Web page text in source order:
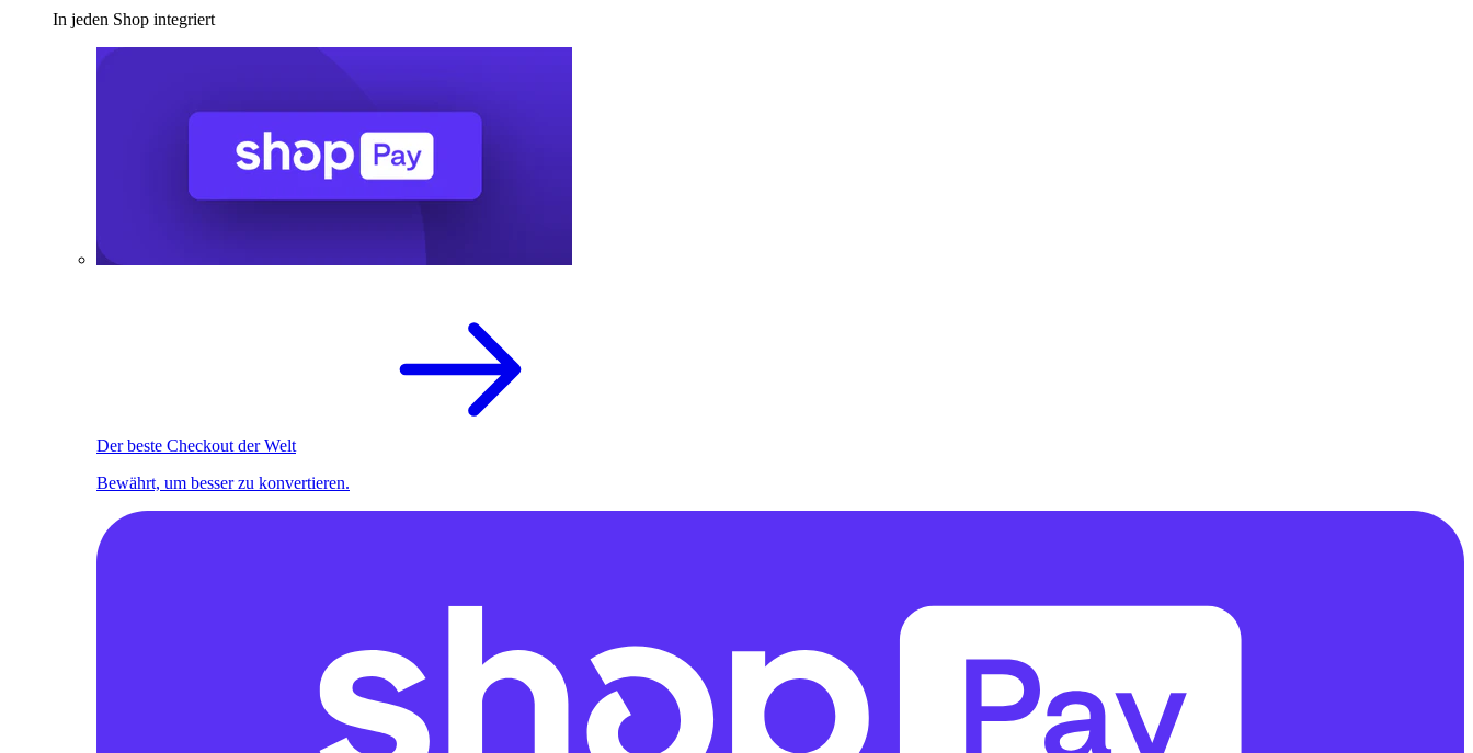
In jeden Shop integriert
Der beste Checkout der Welt
Bewährt, um besser zu konvertieren.